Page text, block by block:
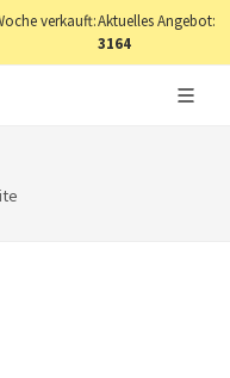
verkauft:Aktuelles Angebot:
3164